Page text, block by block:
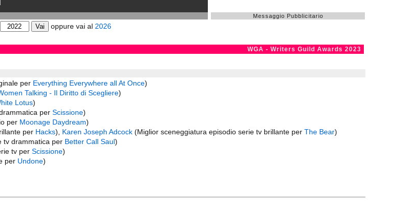
Messaggio Pubblicitario
oppure vai al 2026
WGA - Writers Guild Awards 2023
per Everything Everywhere all At Once)
Talking - Il Diritto di Scegliere)
Lotus)
per Scissione)
per Moonage Daydream)
per Hacks), Karen Joseph Adcock (Miglior sceneggiatura episodio serie tv brillante per The Bear)
tv drammatica per Better Call Saul)
tv per Scissione)
per Undone)